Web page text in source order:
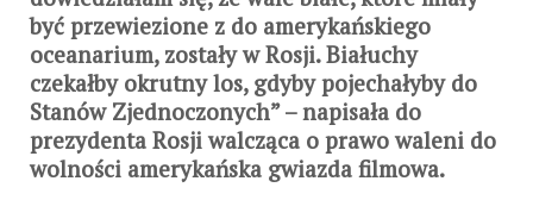
być przewiezione z do amerykańskiego
oceanarium, zostały w Rosji. Białuchy
czekałby okrutny los, gdyby pojechałyby do
Stanów Zjednoczonych” – napisała do
prezydenta Rosji walcząca o prawo waleni do
wolności amerykańska gwiazda filmowa.